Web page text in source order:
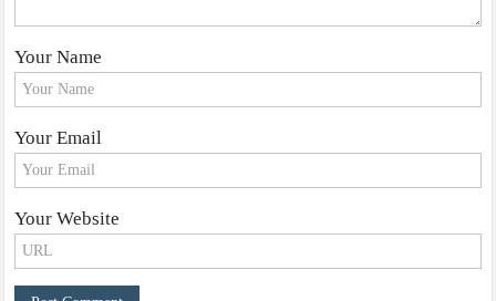
Your Name
Your Email
Your Website